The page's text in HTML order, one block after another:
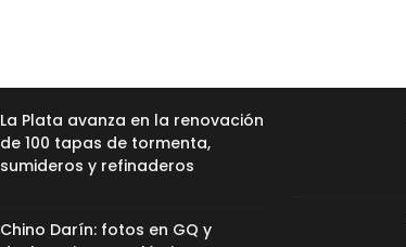
La Plata avanza en la renovación
de 100 tapas de tormenta,
sumideros y refinaderos
Chino Darín: fotos en GQ y